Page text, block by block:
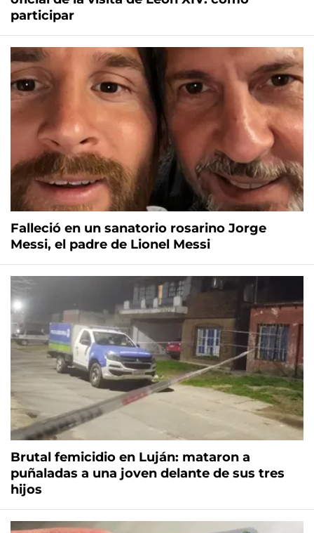
participar
Falleció en un sanatorio rosarino Jorge
Messi, el padre de Lionel Messi
Brutal femicidio en Luján: mataron a
puñaladas a una joven delante de sus tres
hijos